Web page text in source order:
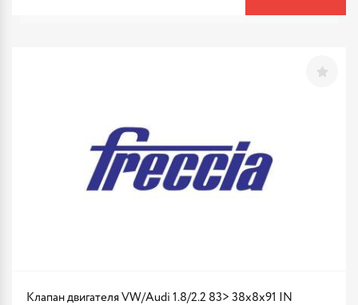
Клапан двигателя VW/Audi 1.8/2.2 83> 38x8x91 IN